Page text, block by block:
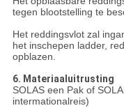
tegen blootstelling te
Het reddingsvlot zal
het inschepen ladder,
opblazen.
6. Materiaaluitrusting
SOLAS een Pak of
intermationalreis)